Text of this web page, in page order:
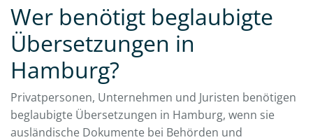
Wer benötigt beglaubigte
Übersetzungen in
Hamburg?
Privatpersonen, Unternehmen und Juristen benötigen
beglaubigte Übersetzungen in Hamburg, wenn sie
ausländische Dokumente bei Behörden und